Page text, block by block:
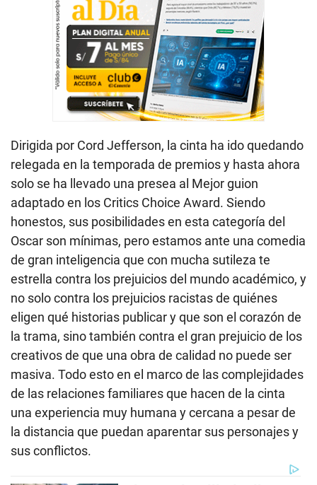
Dirigida por Cord Jefferson, la cinta ha ido quedando
relegada en la temporada de premios y hasta ahora
solo se ha llevado una presea al Mejor guion
adaptado en los Critics Choice Award. Siendo
honestos, sus posibilidades en esta categoría del
Oscar son mínimas, pero estamos ante una comedia
de gran inteligencia que con mucha sutileza te
estrella contra los prejuicios del mundo académico, y
no solo contra los prejuicios racistas de quiénes
eligen qué historias publicar y que son el corazón de
la trama, sino también contra el gran prejuicio de los
creativos de que una obra de calidad no puede ser
masiva. Todo esto en el marco de las complejidades
de las relaciones familiares que hacen de la cinta
una experiencia muy humana y cercana a pesar de
la distancia que puedan aparentar sus personajes y
sus conflictos.